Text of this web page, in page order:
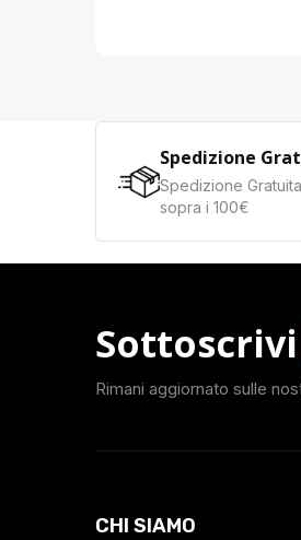
Spedizione
Spedizione
sopra i 100€
Sottoscrivi
Rimani aggiornato sulle
CHI SIAMO